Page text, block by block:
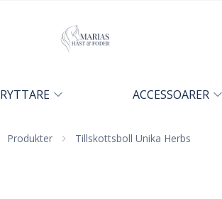
RYTTARE ACCESSOARER
Produkter Tillskottsboll Unika Herbs